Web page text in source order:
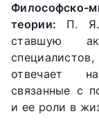
теории: П. Я.
ставшую
отвечает
связанные с
и ее роли в